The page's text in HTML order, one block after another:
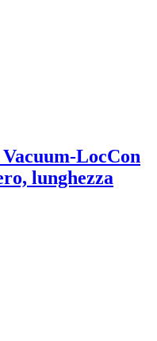
LocCon
lunghezza